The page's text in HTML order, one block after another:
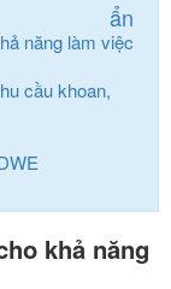
ẩn
năng làm việc
cầu khoan,
khả năng